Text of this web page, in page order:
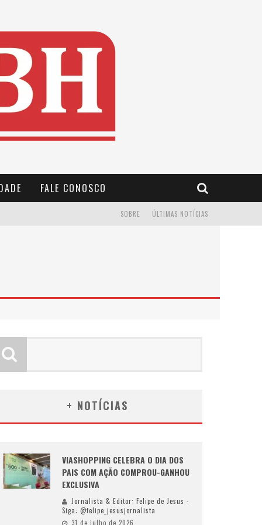
FALE CONOSCO
ÚLTIMAS NOTÍCIAS
SOBRE
+ NOTÍCIAS
VIASHOPPING CELEBRA O DIA DOS
PAIS COM AÇÃO COMPROU-GANHOU
EXCLUSIVA
Jornalista & Editor: Felipe de Jesus -
Siga: @felipe_jesusjornalista
31 de julho de 2026